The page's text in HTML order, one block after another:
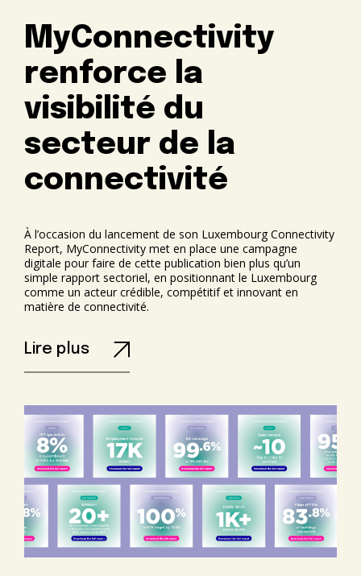
MyConnectivity
renforce la
visibilité du
secteur de la
connectivité
Connectivity Report, MyConnectivity met en place une
campagne digitale pour faire de cette publication bien
plus qu’un simple rapport sectoriel, en positionnant le
Luxembourg comme un acteur crédible, compétitif et
innovant en matière de connectivité.
aux entreprises luxembourgeoises des arguments
concrets pour soutenir leur prospection à l’étranger et en
générant des leads qualifiés.
Concept
La campagne repose sur une logique de data teasing,
avec la mise en avant de statistiques fortes issues du
rapport pour capter l’attention et nourrir la prise de
parole par la preuve. Ces killer stats, déclinées en visuels
Lire plus